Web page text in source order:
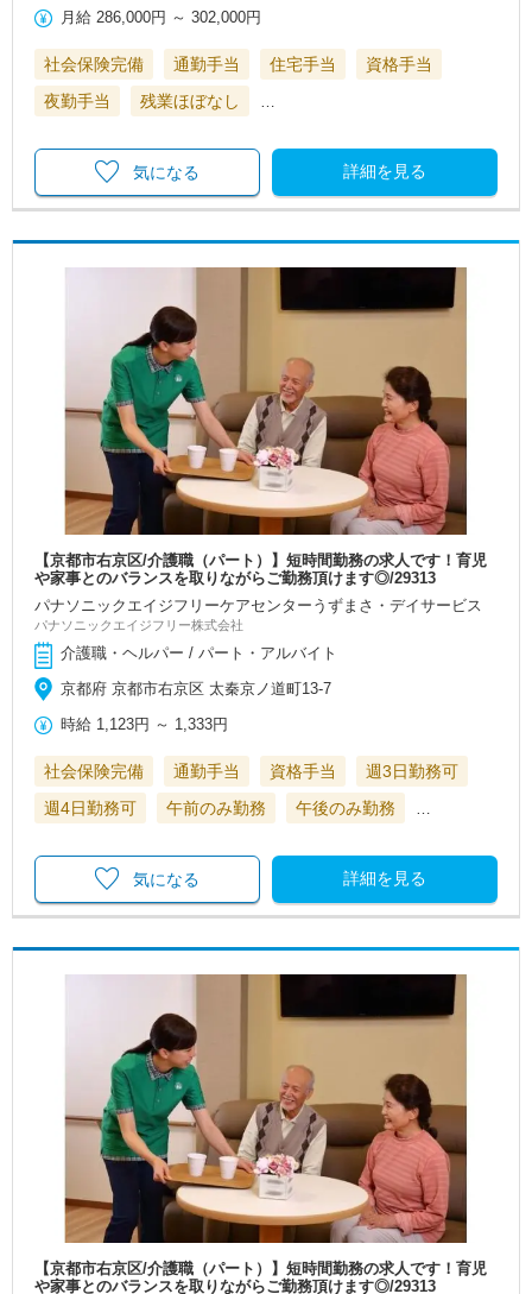
月給 286,000円 ～302,000円
社会保険完備 通勤手当 住宅手当
資格手当
夜勤手当
残業ほぼなし …
詳細を見る
気になる
【京都市右京区/介護職（パート）】短時間勤務の求人です！育児
や家事とのバランスを取りながらご勤務頂けます◎/29313
パナソニックエイジフリーケアセンターうずまさ・デイサービス
パナソニックエイジフリー株式会社
介護職・ヘルパー / パート・アルバイト
京都府 京都市右京区 太秦京ノ道町13-7
時給 1,123円 ～ 1,333円
社会保険完備 通勤手当 資格手当
週3日勤務可
週4日勤務可
午前のみ勤務 午後のみ勤務 …
詳細を見る
気になる
【京都市右京区/介護職（パート）】短時間勤務の求人です！育児
や家事とのバランスを取りながらご勤務頂けます◎/29313